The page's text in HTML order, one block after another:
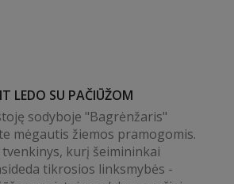
LEDO SU PAČIŪŽOM
sodyboje "Bagrėnžaris"
mėgautis žiemos pramogomis.
kurį šeimininkai
tikrosios linksmybės -